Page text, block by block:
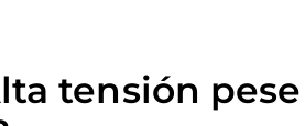
tensión